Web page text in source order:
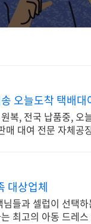
오늘도착 택배대
복, 전국 납품중, 오
매 대여 전문 자체공
대상업체
들과 셀럽이 선택
최고의 아동 드레